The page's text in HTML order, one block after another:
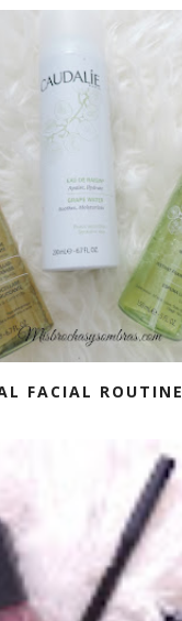
FACIAL ROUTINE